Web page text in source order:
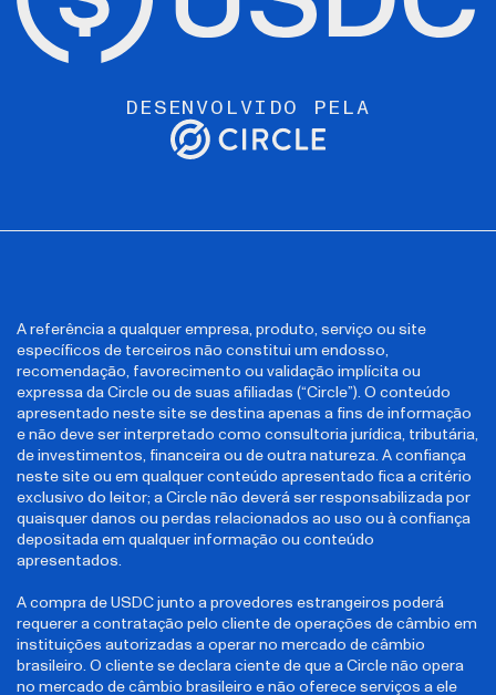
DESENVOLVIDO PELA
A referência a qualquer empresa, produto, serviço ou site
específicos de terceiros não constitui um endosso,
recomendação, favorecimento ou validação implícita ou
expressa da Circle ou de suas afiliadas (“Circle”). O conteúdo
apresentado neste site se destina apenas a fins de informação
e não deve ser interpretado como consultoria jurídica, tributária,
de investimentos, financeira ou de outra natureza. A confiança
neste site ou em qualquer conteúdo apresentado fica a critério
exclusivo do leitor; a Circle não deverá ser responsabilizada por
quaisquer danos ou perdas relacionados ao uso ou à confiança
depositada em qualquer informação ou conteúdo
apresentados.
A compra de USDC junto a provedores estrangeiros poderá
requerer a contratação pelo cliente de operações de câmbio em
instituições autorizadas a operar no mercado de câmbio
brasileiro. O cliente se declara ciente de que a Circle não opera
no mercado de câmbio brasileiro e não oferece serviços a ele